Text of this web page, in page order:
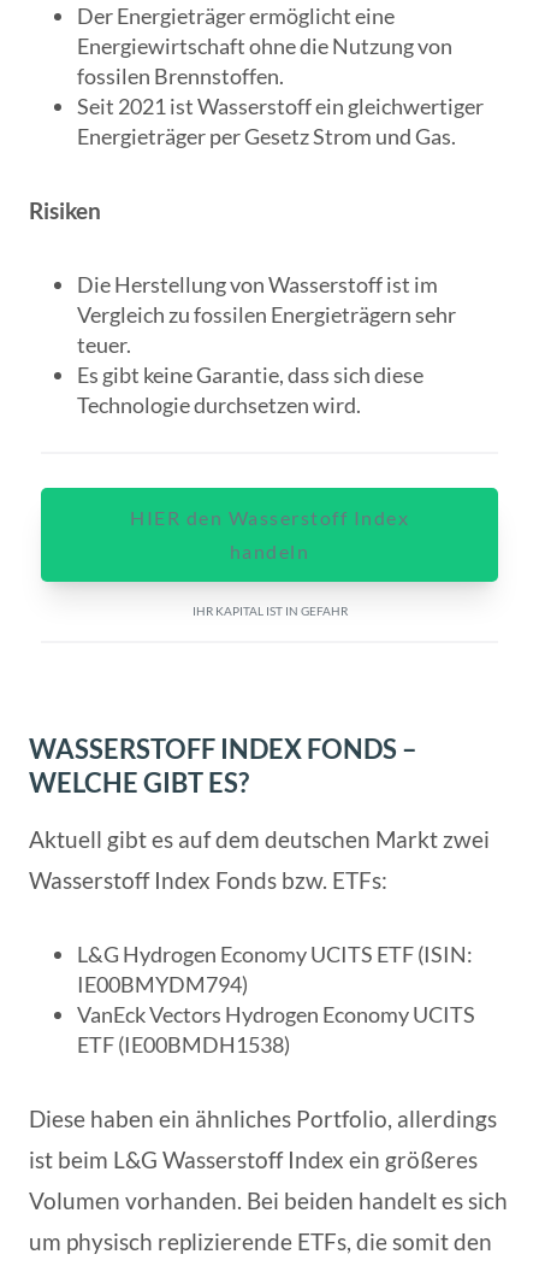
Der Energieträger ermöglicht eine
Energiewirtschaft ohne die Nutzung von
fossilen Brennstoffen.
Seit 2021 ist Wasserstoff ein gleichwertiger
Energieträger per Gesetz Strom und Gas.
Risiken
Die Herstellung von Wasserstoff ist im
Vergleich zu fossilen Energieträgern sehr
teuer.
Es gibt keine Garantie, dass sich diese
Technologie durchsetzen wird.
HIER den Wasserstoff Index
handeln
IHR KAPITAL IST IN GEFAHR
WASSERSTOFF INDEX FONDS –
WELCHE GIBT ES?
Aktuell gibt es auf dem deutschen Markt zwei
Wasserstoff Index Fonds bzw. ETFs:
L&G Hydrogen Economy UCITS ETF (ISIN:
IE00BMYDM794)
VanEck Vectors Hydrogen Economy UCITS
ETF (IE00BMDH1538)
Diese haben ein ähnliches Portfolio, allerdings
ist beim L&G Wasserstoff Index ein größeres
Volumen vorhanden. Bei beiden handelt es sich
um physisch replizierende ETFs, die somit den